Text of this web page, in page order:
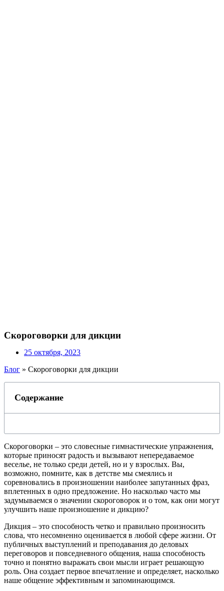
Скороговорки для дикции
25 октября, 2023
Блог » Скороговорки для дикции
Содержание
Скороговорки – это словесные гимнастические упражнения,
которые приносят радость и вызывают непередаваемое
веселье, не только среди детей, но и у взрослых. Вы,
возможно, помните, как в детстве мы смеялись и
соревновались в произношении наиболее запутанных фраз,
вплетенных в одно предложение. Но насколько часто мы
задумываемся о значении скороговорок и о том, как они могут
улучшить наше произношение и дикцию?
Дикция – это способность четко и правильно произносить
слова, что несомненно оценивается в любой сфере жизни. От
публичных выступлений и преподавания до деловых
переговоров и повседневного общения, наша способность
точно и понятно выражать свои мысли играет решающую
роль. Она создает первое впечатление и определяет, насколько
наше общение эффективным и запоминающимся.